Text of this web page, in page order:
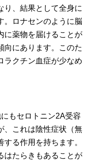
り、結果として全身に
。ロナセンのように脳
に薬物を届けることが
向にあります。このた
ラクチン血症が少なめ
もセロトニン2A受容
、これは陰性症状（無
る作用を持ちます。
はたらきもあることが